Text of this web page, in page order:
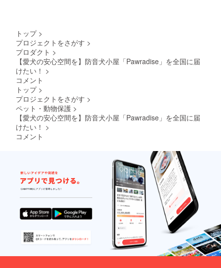
など）
は保証
件、保
証期間
無償交
換（商
絡）。
保証期
間：購
入日か
ら6ヶ月
間。 ※
不適切
な使用
（雨ざ
らし設
置・分
解改造
など）
は保証
奨。換
気扇・
はロッ
ク可
有無・
対応言
語：あ
り / 日本
語 ・保
証の有
無、保
証の適
用条
件、保
証期間
あり。
通常使
用によ
トップ >
プロジェクトをさがす >
プロダクト >
【愛犬の安心空間を】防音犬小屋「Pawradise」を全国に届
けたい！ >
コメント
トップ >
プロジェクトをさがす >
ペット・動物保護 >
【愛犬の安心空間を】防音犬小屋「Pawradise」を全国に届
けたい！ >
コメント